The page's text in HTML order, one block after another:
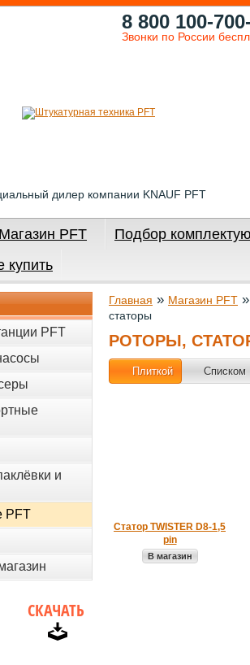
дилер компании KNAUF PFT
8 800 100-
Звонки по России
Магазин PFT
Подбор
купить
Главная » Магазин PFT
статоры
РОТОРЫ,
Плиткой Списком
Статор TWISTER D8-1,5
pin
В магазин
PFT
и
PFT
СКАЧАТЬ